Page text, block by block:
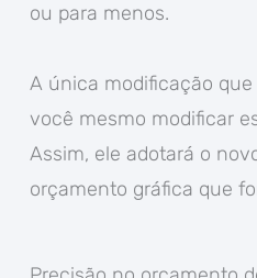
ou para menos.
A única modificação
você mesmo modificar
Assim, ele adotará o
orçamento gráfica que